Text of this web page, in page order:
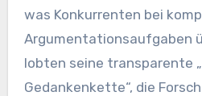
was Konkurrenten bei
Argumentationsaufgaben
lobten seine transparente
Gedankenkette“, die